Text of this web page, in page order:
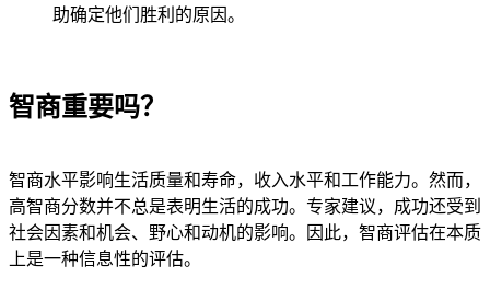
助确定他们胜利的原因。
智商重要吗？
智商水平影响生活质量和寿命，收入水平和工作能力。然而，
高智商分数并不总是表明生活的成功。专家建议，成功还受到
社会因素和机会、野心和动机的影响。因此，智商评估在本质
上是一种信息性的评估。